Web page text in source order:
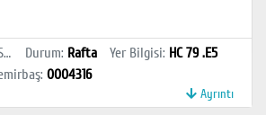
İstanbul Sağlık ve Sosyal Bilimler MYO Kütüphanesi Durum: Rafta Yer Bilgisi: HC 79 .E5
: 0004316
Ayrıntı